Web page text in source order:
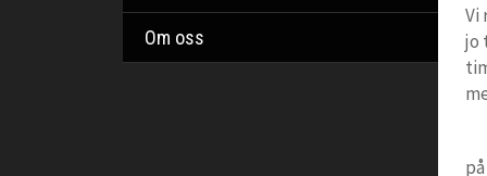
Om oss
Vi
jo